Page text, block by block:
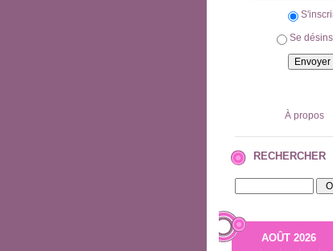
Se
À propos
RECHERCHER
AOÛT 2026